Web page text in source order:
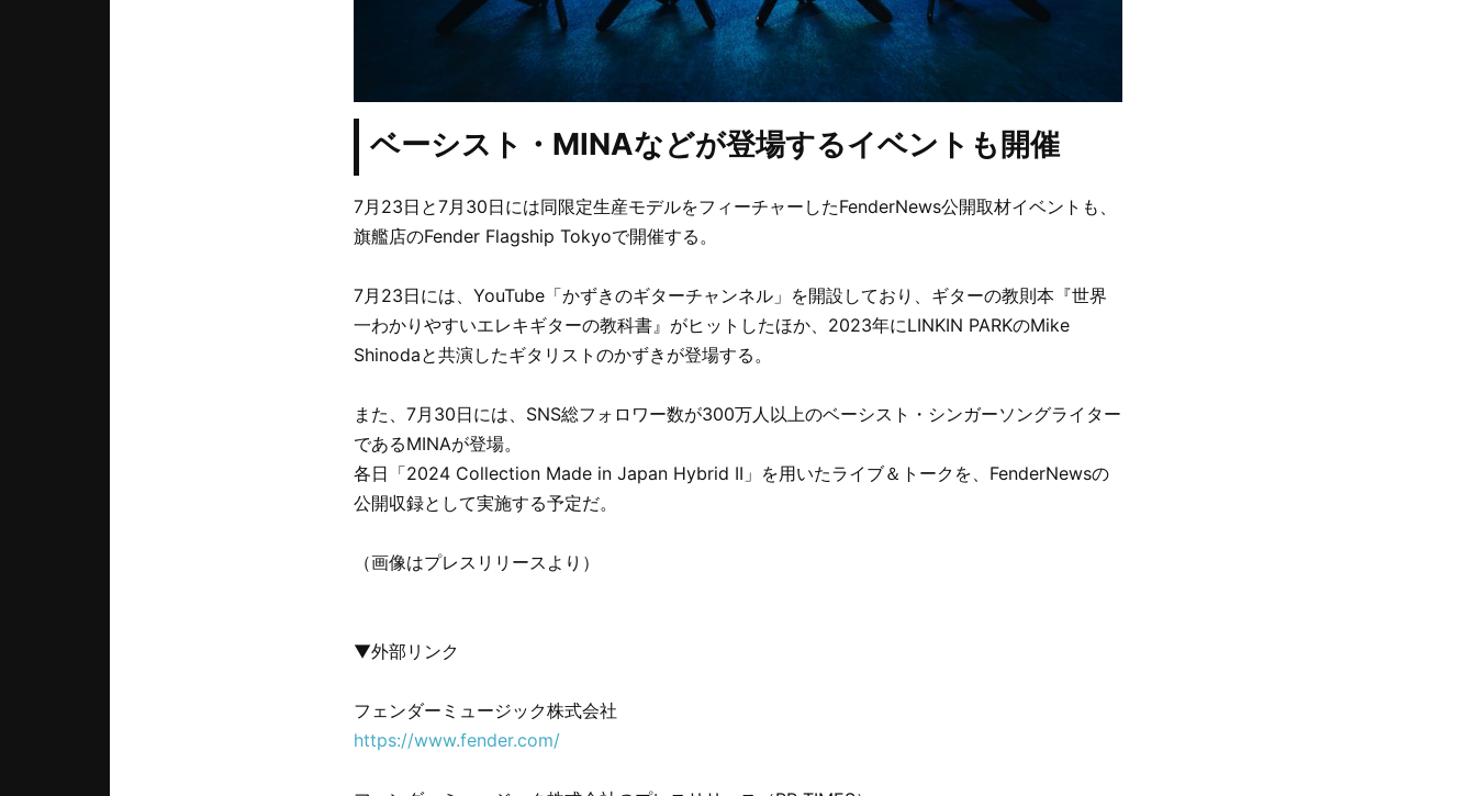
ベーシスト・MINAなどが登場するイベントも開催
7月23日と7月30日には同限定生産モデルをフィーチャーしたFenderNews公開取材イベントも、
旗艦店のFender Flagship Tokyoで開催する。
7月23日には、YouTube「かずきのギターチャンネル」を開設しており、ギターの教則本『世界
一わかりやすいエレキギターの教科書』がヒットしたほか、2023年にLINKIN PARKのMike
Shinodaと共演したギタリストのかずきが登場する。
また、7月30日には、SNS総フォロワー数が300万人以上のベーシスト・シンガーソングライター
であるMINAが登場。
各日「2024 Collection Made in Japan Hybrid II」を用いたライブ＆トークを、FenderNewsの
公開収録として実施する予定だ。
（画像はプレスリリースより）
▼外部リンク
フェンダーミュージック株式会社
https://www.fender.com/